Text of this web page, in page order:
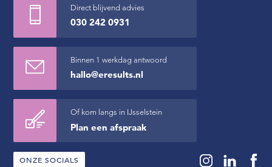
Direct blijvend advies
030 242 0931
Binnen 1 werkdag antwoord
hallo@eresults.nl
Of kom langs in IJsselstein
Plan een afspraak
ONZE SOCIALS